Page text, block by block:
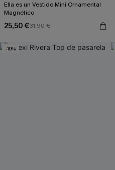
Ella es un Vestido Mini Ornamental
Magnético
25,50 €31,90 €
-10%